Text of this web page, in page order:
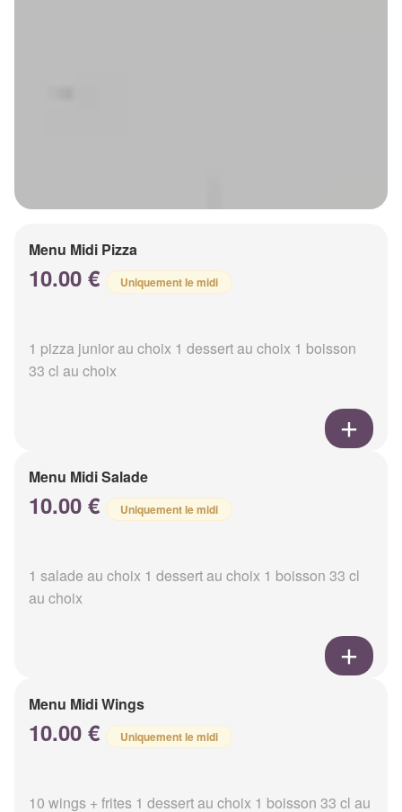
Menu Midi Pizza
10.00 € Uniquement le midi
1 pizza junior au choix 1 dessert au choix 1 boisson
33 cl au choix
Menu Midi Salade
10.00 € Uniquement le midi
1 salade au choix 1 dessert au choix 1 boisson 33 cl
au choix
Menu Midi Wings
10.00 € Uniquement le midi
10 wings + frites 1 dessert au choix 1 boisson 33 cl au